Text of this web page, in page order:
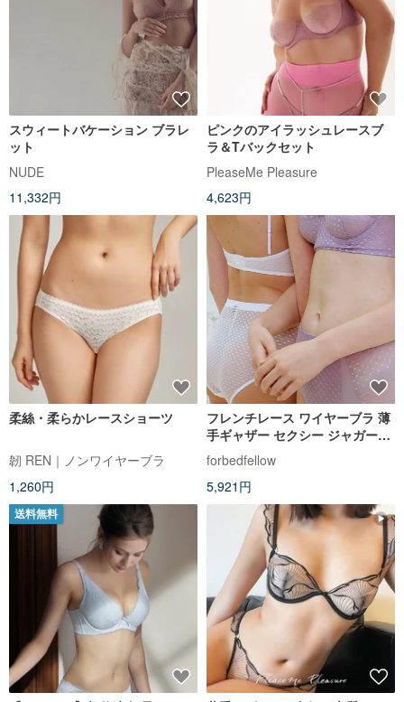
スウィートバケーション ブラレ
ット
NUDE
11,332円
ピンクのアイラッシュレースブ
ラ＆Tバックセット
PleaseMe Pleasure
4,623円
柔絲・柔らかレースショーツ
韌 REN｜ノンワイヤーブラ
1,260円
フレンチレース ワイヤーブラ 薄
手ギャザー セクシー ジャガード
メッシュ 下着セット
forbedfellow
5,921円
送料無料